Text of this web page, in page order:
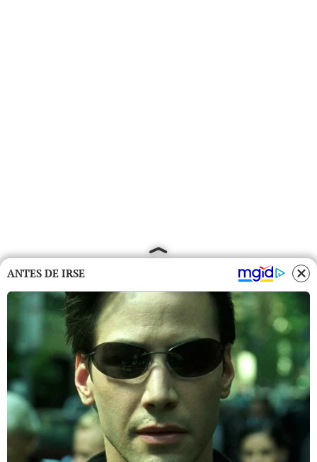
ANTES DE IRSE